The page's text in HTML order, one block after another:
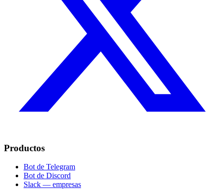
Productos
Bot de Telegram
Bot de Discord
Slack — empresas